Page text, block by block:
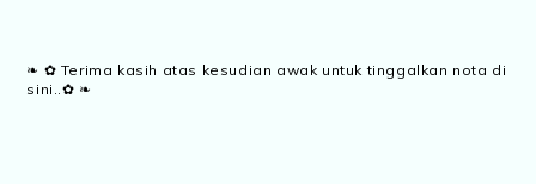
❧ ✿ Terima kasih atas kesudian awak untuk tinggalkan nota di
sini..✿ ❧